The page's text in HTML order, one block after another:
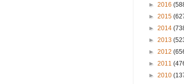
► 2016
► 2015
► 2014
► 2013
► 2012
► 2011
► 2010